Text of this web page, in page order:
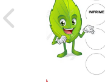
Previous